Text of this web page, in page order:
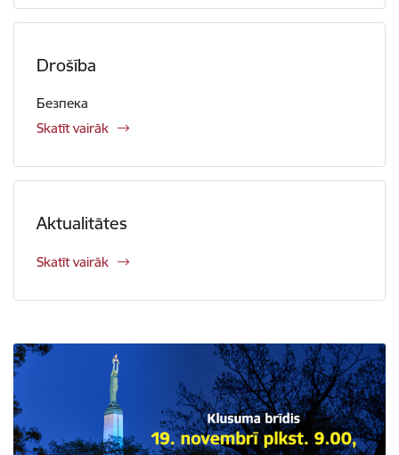
Drošība
Безпека
Skatīt vairāk
Aktualitātes
Skatīt vairāk